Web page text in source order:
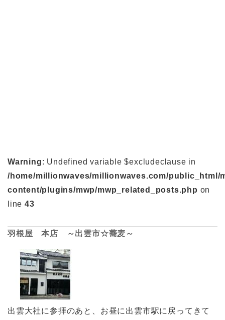
Warning: Undefined variable $excludeclause in
/home/millionwaves/millionwaves.com/public_html/
content/plugins/mwp/mwp_related_posts.php on
line 43
羽根屋 本店 ～出雲市☆蕎麦～
出雲大社に参拝のあと、お昼に出雲市駅に戻ってきて